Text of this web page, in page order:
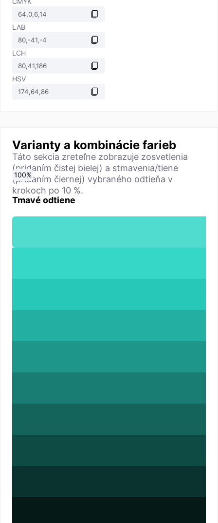
LAB
LCH
HSV
Varianty a kombinácie farieb
Táto sekcia zreteľne zobrazuje zosvetlenia
(pridaním čistej bielej) a stmavenia/tiene
(pridaním čiernej) vybraného odtieňa v
krokoch po 10 %.
Tmavé odtiene
0%
10%
20%
30%
40%
50%
60%
70%
80%
90%
100%